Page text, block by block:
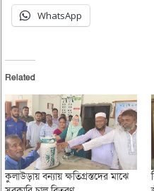
WhatsApp
Related
কুলাউড়ায় বন্যায় ক্ষতিগ্রস্তদের মাঝে